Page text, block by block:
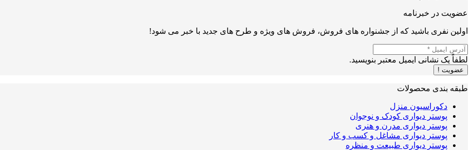
عضویت در خبرنامه
اولین نفری باشید که از جشنواره های فروش، فروش های ویژه و طرح های جدید با خبر می شود!
لطفاً یک نشانی ایمیل معتبر بنویسید.
عضویت !
طبقه بندی محصولات
دکوراسیون منزل
پوستر دیواری کودک و نوجوان
پوستر دیواری مدرن و هنری
پوستر دیواری مشاغل و کسب و کار
پوستر دیواری طبیعت و منظره